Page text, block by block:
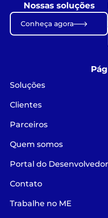
Nossas soluções
Conheça agora
Soluções
Clientes
Parceiros
Quem somos
Portal do Desenvolvedor
Contato
Trabalhe no ME